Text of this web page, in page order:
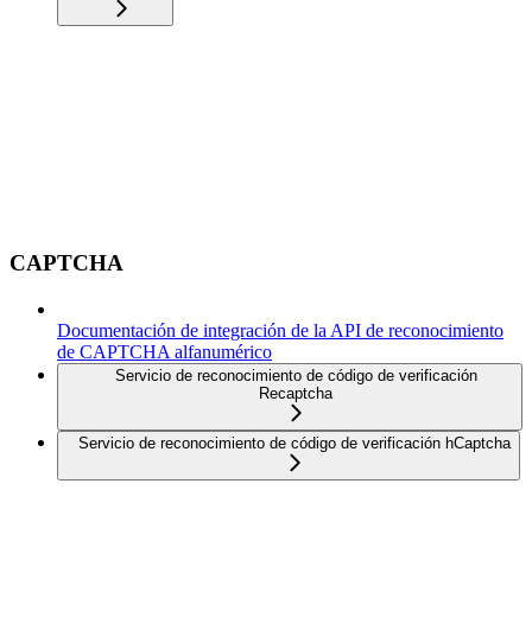
CAPTCHA
Documentación de integración de la API de reconocimiento
de CAPTCHA alfanumérico
Servicio de reconocimiento de código de verificación
Recaptcha
Servicio de reconocimiento de código de verificación hCaptcha